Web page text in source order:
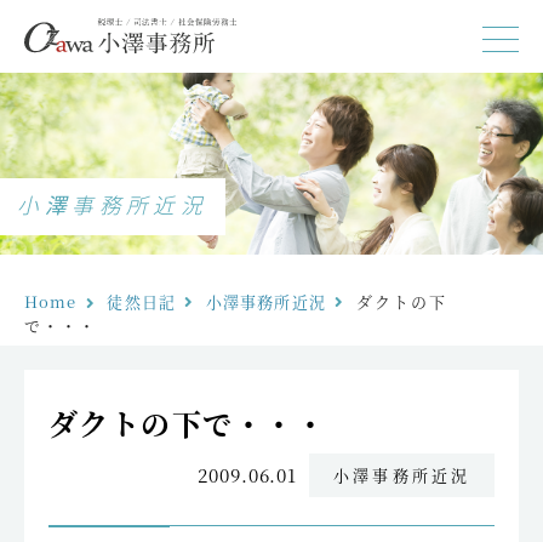
小澤事務所近況
Home 徒然日記 小澤事務所近況
ダクトの下
で・・・
ダクトの下で・・・
2009.06.01 小澤事務所近況